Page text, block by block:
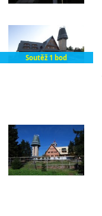
Soutěž 1 bod